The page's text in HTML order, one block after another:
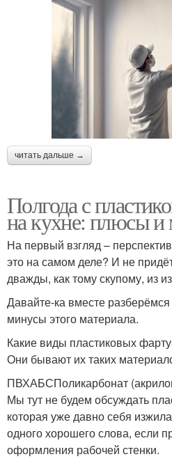
читать дальше →
Полгода с
на кухне: плюсы
На первый взгляд –
это на самом деле? И не
дважды, как тому скупому, из
Давайте-ка вместе
минусы этого материала.
Какие виды пластиковых
Они бывают их таких
ПВХАБСПоликарбонат
Мы тут не будем обсуждать
которая уже давно себя
одного хорошего слова, если
оформления рабочей стенки.